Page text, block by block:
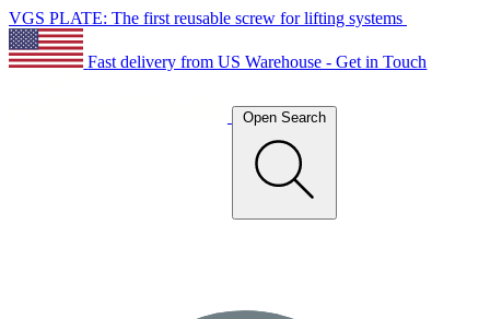
VGS PLATE: The first reusable screw for lifting systems
Fast delivery from US Warehouse - Get in Touch
Open Search